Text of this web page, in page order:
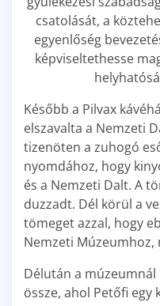
csatolását, a
egyenlőség
képviseltethesse
Később a Pilvax
elszavalta a Nemzeti
tizenöten a zuhogó
nyomdához, hogy
és a Nemzeti Dalt. A
duzzadt. Dél körül a
tömeget azzal, hogy
Nemzeti Múzeumhoz,
Délután a
össze, ahol Petőfi